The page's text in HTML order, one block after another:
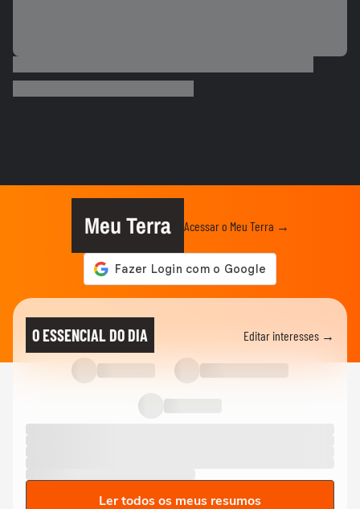
ao tentar embarcar em...
Ventos fortes atingem Santos e Defesa
Civil alerta para ressaca e...
Secretária escolar pula janela e salva
estudante engasgado em Teresina
Com ventania, Rio recomenda que
população retorne para casa e...
Meu Terra Acessar o Meu Terra →
O ESSENCIAL DO DIA Editar interesses →
Ler todos os meus resumos